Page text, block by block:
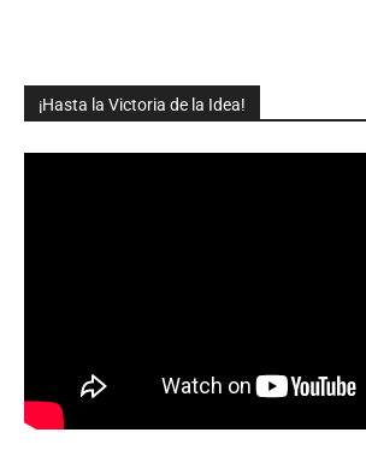
¡Hasta la Victoria de la Idea!